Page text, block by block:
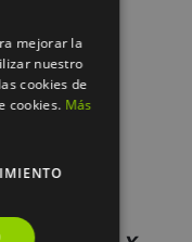
mejorar la
nuestro
cookies de
cookies. Más